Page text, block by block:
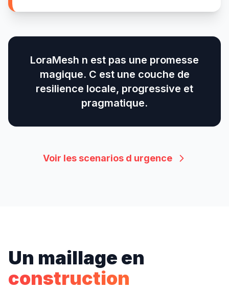
LoraMesh n est pas une promesse
magique. C est une couche de
resilience locale, progressive et
pragmatique.
Voir les scenarios d urgence
Un maillage en
construction